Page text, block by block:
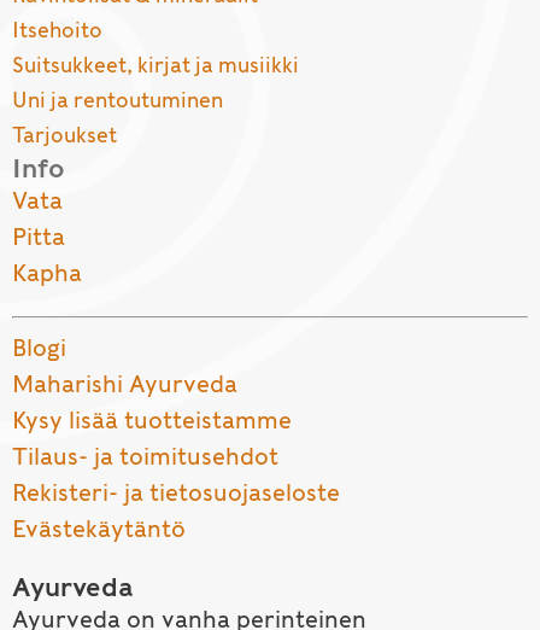
Itsehoito
Suitsukkeet, kirjat ja musiikki
Uni ja rentoutuminen
Tarjoukset
Info
Vata
Pitta
Kapha
Blogi
Maharishi Ayurveda
Kysy lisää tuotteistamme
Tilaus- ja toimitusehdot
Rekisteri- ja tietosuojaseloste
Evästekäytäntö
Ayurveda
Ayurveda on vanha perinteinen